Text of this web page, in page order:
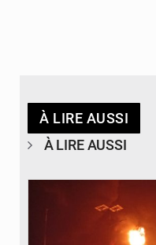
À LIRE AUSSI
À LIRE AUSSI